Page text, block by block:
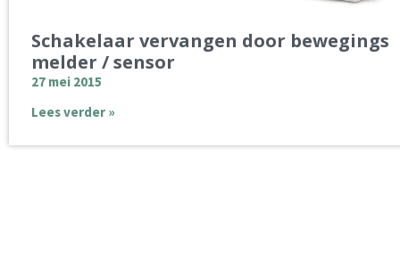
Schakelaar vervangen door bewegings
melder / sensor
27 mei 2015
Lees verder »